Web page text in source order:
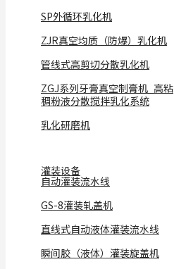
SP外循环乳化机
ZJR真空均质（防爆）乳化机
管线式高剪切分散乳化机
ZGJ系列牙膏真空制膏机_高粘
稠粉液分散搅拌乳化系统
乳化研磨机
灌装设备
自动灌装流水线
GS-8灌装轧盖机
直线式自动液体灌装流水线
瞬间胶（液体）灌装旋盖机